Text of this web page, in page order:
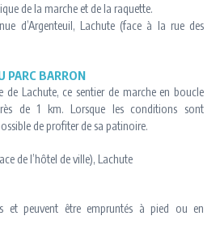
de la marche et de la raquette.
d’Argenteuil, Lachute (face à la rue des
PARC BARRON
Lachute, ce sentier de marche en boucle
de 1 km. Lorsque les conditions sont
de profiter de sa patinoire.
de l’hôtel de ville), Lachute
et peuvent être empruntés à pied ou en